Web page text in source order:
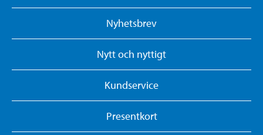
Nyhetsbrev
Nytt och nyttigt
Kundservice
Presentkort